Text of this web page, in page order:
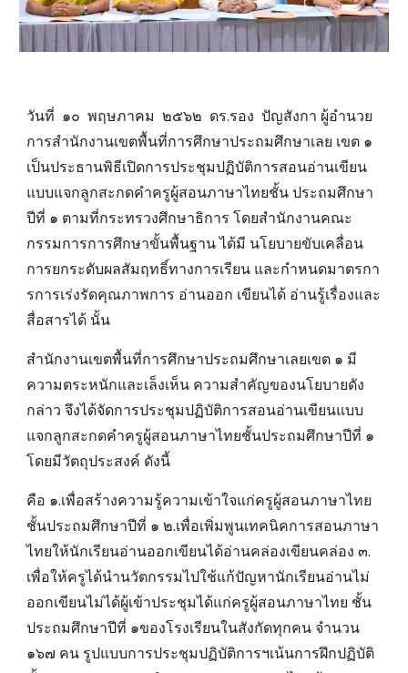
วันที่ ๑๐ พฤษภาคม ๒๕๖๒ ดร.รอง ปัญสังกา ผู้อํานวย
การสํานักงานเขตพื้นที่การศึกษาประถมศึกษาเลย เขต ๑
เป็นประธานพิธีเปิดการประชุมปฏิบัติการสอนอ่านเขียน
แบบแจกลูกสะกดคําครูผู้สอนภาษาไทยชั้น ประถมศึกษา
ปีที่ ๑ ตามที่กระทรวงศึกษาธิการ โดยสํานักงานคณะ
กรรมการการศึกษาขั้นพื้นฐาน ได้มี นโยบายขับเคลื่อน
การยกระดับผลสัมฤทธิ์ทางการเรียน และกําหนดมาตรกา
รการเร่งรัดคุณภาพการ อ่านออก เขียนได้ อ่านรู้เรื่องและ
สื่อสารได้ นั้น
สํานักงานเขตพื้นที่การศึกษาประถมศึกษาเลยเขต ๑ มี
ความตระหนักและเล็งเห็น ความสําคัญของนโยบายดัง
กล่าว จึงได้จัดการประชุมปฏิบัติการสอนอ่านเขียนแบบ
แจกลูกสะกดคําครูผู้สอนภาษาไทยชั้นประถมศึกษาปีที่ ๑
โดยมีวัตถุประสงค์ ดังนี้
คือ ๑.เพื่อสร้างความรู้ความเข้าใจแก่ครูผู้สอนภาษาไทย
ชั้นประถมศึกษาปีที่ ๑ ๒.เพื่อเพิ่มพูนเทคนิคการสอนภาษา
ไทยให้นักเรียนอ่านออกเขียนได้อ่านคล่องเขียนคล่อง ๓.
เพื่อให้ครูได้นํานวัตกรรมไปใช้แก้ปัญหานักเรียนอ่านไม่
ออกเขียนไม่ได้ผู้เข้าประชุมได้แก่ครูผู้สอนภาษาไทย ชั้น
ประถมศึกษาปีที่ ๑ของโรงเรียนในสังกัดทุกคน จํานวน
๑๖๗ คน รูปแบบการประชุมปฏิบัติการฯเน้นการฝึกปฏิบัติ